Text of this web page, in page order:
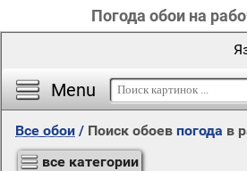
Погода обои на
Menu
Все обои / Поиск обоев погода в
все категории